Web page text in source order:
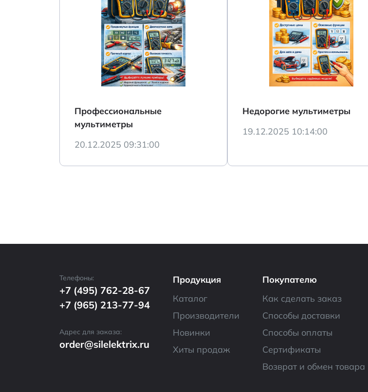
Профессиональные
мультиметры
20.12.2025 09:31:00
Недорогие мультиметры
19.12.2025 10:14:00
Телефоны:
+7 (495) 762-28-67
+7 (965) 213-77-94
Адрес для заказа:
order@silelektrix.ru
Продукция
Каталог
Производители
Новинки
Хиты продаж
Покупателю
Как сделать заказ
Способы доставки
Способы оплаты
Сертификаты
Возврат и обмен товара